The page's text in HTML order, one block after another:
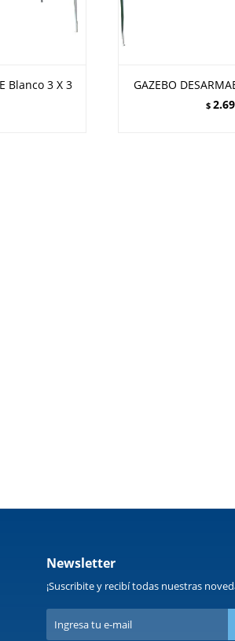
Blanco 3 X 3 GAZEBO
$
Newsletter
¡Suscribite y recibí todas nuestras